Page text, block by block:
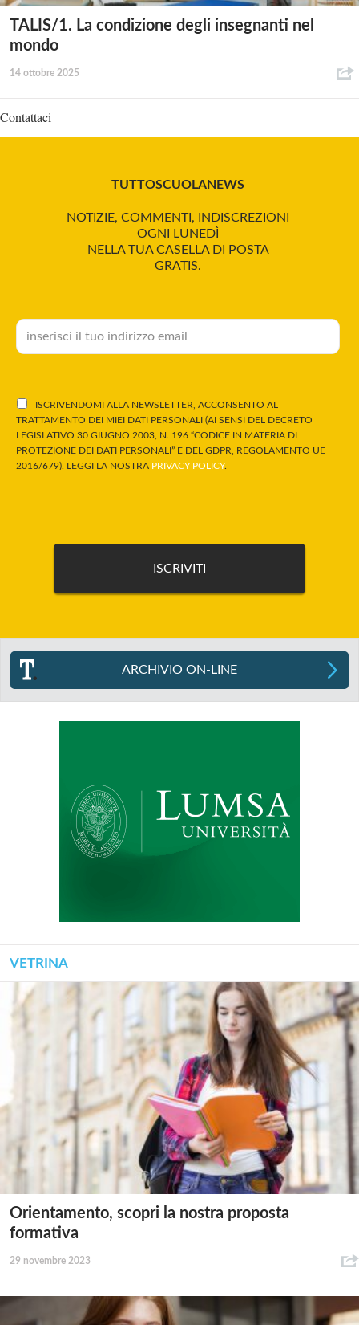
TALIS/1. La condizione degli insegnanti nel
mondo
14 ottobre 2025
Contattaci
TUTTOSCUOLANEWS
NOTIZIE, COMMENTI, INDISCREZIONI
OGNI LUNEDÌ
NELLA TUA CASELLA DI POSTA
GRATIS.
ISCRIVENDOMI ALLA NEWSLETTER, ACCONSENTO AL
TRATTAMENTO DEI MIEI DATI PERSONALI (AI SENSI DEL DECRETO
LEGISLATIVO 30 GIUGNO 2003, N. 196 “CODICE IN MATERIA DI
PROTEZIONE DEI DATI PERSONALI” E DEL GDPR, REGOLAMENTO UE
2016/679). LEGGI LA NOSTRA PRIVACY POLICY.
ARCHIVIO ON-LINE
VETRINA
Orientamento, scopri la nostra proposta
formativa
29 novembre 2023